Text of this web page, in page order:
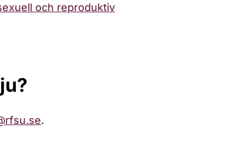
och reproduktiv
.